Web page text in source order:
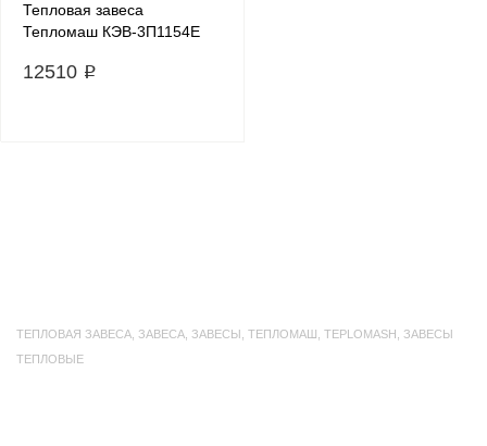
Тепловая завеса
Тепломаш КЭВ-3П1154E
12510 ₽
ТЕПЛОВАЯ ЗАВЕСА ЗАВЕСА ЗАВЕСЫ ТЕПЛОМАШ TEPLOMASH
ЗАВЕСЫ
ТЕПЛОВЫЕ